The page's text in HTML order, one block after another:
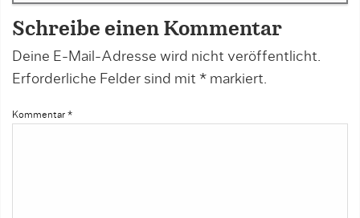
Schreibe einen Kommentar
Deine E-Mail-Adresse wird nicht veröffentlicht.
Erforderliche Felder sind mit * markiert.
Kommentar *